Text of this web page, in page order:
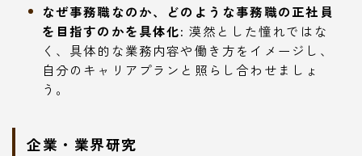
なぜ事務職なのか、どのような事務職の正社員
を目指すのかを具体化: 漠然とした憧れではな
く、具体的な業務内容や働き方をイメージし、
自分のキャリアプランと照らし合わせましょ
う。
企業・業界研究